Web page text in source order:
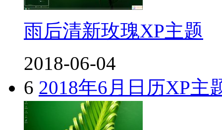
雨后清新玫瑰XP主题
2018-06-04
6 2018年6月日历XP主